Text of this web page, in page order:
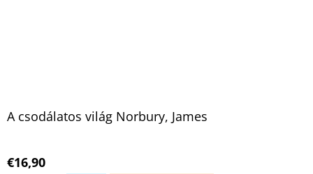
A csodálatos világ Norbury, James
€16,90